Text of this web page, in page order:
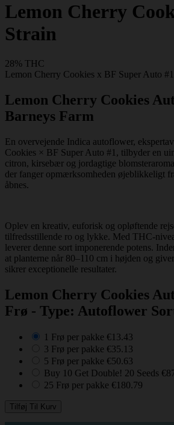
Lemon Cherry
Strain
28% THC
Lemon Cherry Cookies x BF Super Auto #1
Lemon Cherry Cookies
Barneys Farm
En overvejende Indica autoflower,
Cookies × BF Super Auto #1, tilbyder en
citron, kirsebær og jordagtige
der fanger opmærksomheden øjeblikkeligt
åbnes.
Oplev en kreativ, euforisk og opløftende
tilfredsstillende ro og lykke. Med THC-
leverer denne sort imponerende potens.
at planterne når 80–110 cm i højden og
sikrer exceptionelle resultater.
Lemon Cherry Cookies
Frø - Type: Autoflower
1 Frø per pakke €13.43
3 Frø per pakke €35.13
5 Frø per pakke €50.63
Buy 10 Get Double! 20 Seeds
25 Frø per pakke €180.79